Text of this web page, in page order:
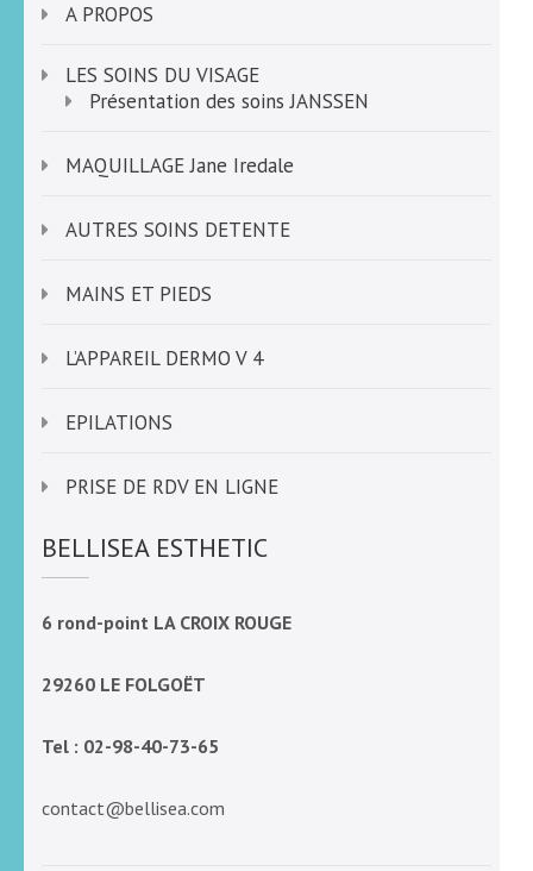
A PROPOS
LES SOINS DU VISAGE
Présentation des soins JANSSEN
MAQUILLAGE Jane Iredale
AUTRES SOINS DETENTE
MAINS ET PIEDS
L’APPAREIL DERMO V 4
EPILATIONS
PRISE DE RDV EN LIGNE
BELLISEA ESTHETIC
6 rond-point LA CROIX ROUGE
29260 LE FOLGOËT
Tel : 02-98-40-73-65
contact@bellisea.com